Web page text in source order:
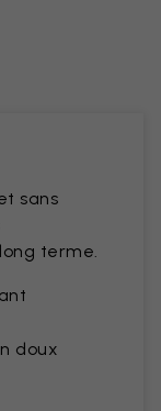
sans
terme.
doux